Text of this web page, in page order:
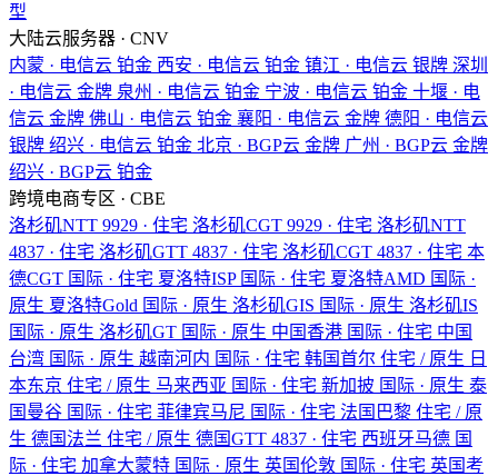
型
大陆云服务器 · CNV
内蒙 · 电信云 铂金 西安 · 电信云 铂金 镇江 · 电信云 银牌 深圳
· 电信云 金牌 泉州 · 电信云 铂金 宁波 · 电信云 铂金 十堰 · 电
信云 金牌 佛山 · 电信云 铂金 襄阳 · 电信云 金牌 德阳 · 电信云
银牌 绍兴 · 电信云 铂金 北京 · BGP云 金牌 广州 · BGP云 金牌
绍兴 · BGP云 铂金
跨境电商专区 · CBE
洛杉矶NTT 9929 · 住宅 洛杉矶CGT 9929 · 住宅 洛杉矶NTT
4837 · 住宅 洛杉矶GTT 4837 · 住宅 洛杉矶CGT 4837 · 住宅 本
德CGT 国际 · 住宅 夏洛特ISP 国际 · 住宅 夏洛特AMD 国际 ·
原生 夏洛特Gold 国际 · 原生 洛杉矶GIS 国际 · 原生 洛杉矶IS
国际 · 原生 洛杉矶GT 国际 · 原生 中国香港 国际 · 住宅 中国
台湾 国际 · 原生 越南河内 国际 · 住宅 韩国首尔 住宅 / 原生 日
本东京 住宅 / 原生 马来西亚 国际 · 住宅 新加披 国际 · 原生 泰
国曼谷 国际 · 住宅 菲律宾马尼 国际 · 住宅 法国巴黎 住宅 / 原
生 德国法兰 住宅 / 原生 德国GTT 4837 · 住宅 西班牙马德 国
际 · 住宅 加拿大蒙特 国际 · 原生 英国伦敦 国际 · 住宅 英国考